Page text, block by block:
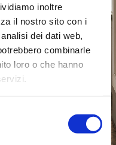
inoltre
il nostro sito con i
dei dati web,
combinarle
loro o che hanno